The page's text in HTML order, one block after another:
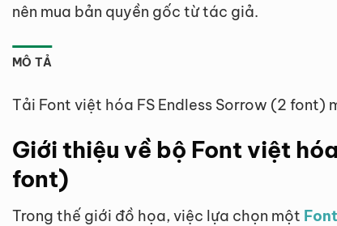
nên mua bản quyền gốc từ tác giả.
MÔ TẢ
Tải Font việt hóa FS Endless Sorrow (2 font)
Giới thiệu về bộ Font việt
font)
Trong thế giới đồ họa, việc lựa chọn một